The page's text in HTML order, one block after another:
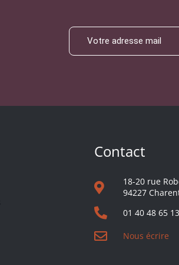
Contact
18-20 rue
94227
01 40 48 65 13
Nous écrire